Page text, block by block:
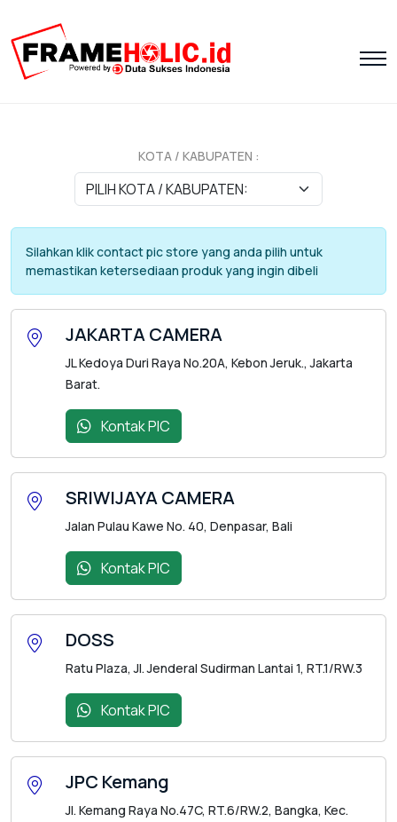
KOTA / KABUPATEN :
Silahkan klik contact pic store yang anda pilih untuk
memastikan ketersediaan produk yang ingin dibeli
JAKARTA CAMERA
JL Kedoya Duri Raya No.20A, Kebon Jeruk., Jakarta
Barat.
Kontak PIC
SRIWIJAYA CAMERA
Jalan Pulau Kawe No. 40, Denpasar, Bali
Kontak PIC
DOSS
Ratu Plaza, Jl. Jenderal Sudirman Lantai 1, RT.1/RW.3
Kontak PIC
JPC Kemang
Jl. Kemang Raya No.47C, RT.6/RW.2, Bangka, Kec.